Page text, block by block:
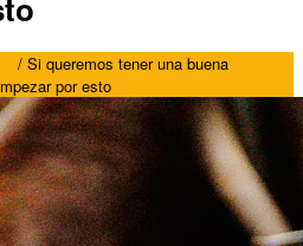
/ Si queremos tener una buena
por esto